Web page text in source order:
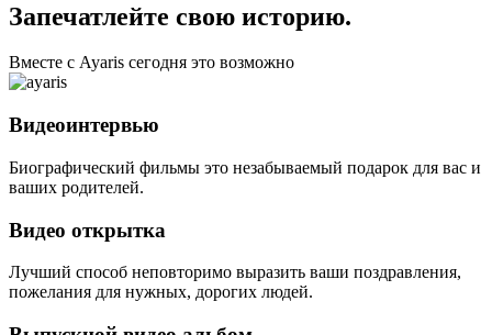
Запечатлейте свою историю.
Вместе с Ayaris сегодня это возможно
Видеоинтервью
Биографический фильмы это незабываемый подарок для вас и
ваших родителей.
Видео открытка
Лучший способ неповторимо выразить ваши поздравления,
пожелания для нужных, дорогих людей.